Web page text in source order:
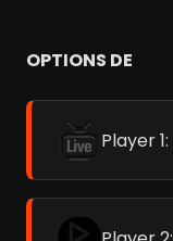
OPTIONS DE
Player 1: